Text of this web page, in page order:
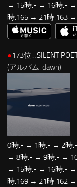
→ 15時:- → 16時:- →
時:165 → 21時:163
●173位…SILENT
(アルバム: dawn)
0時:- → 1時:- → 2時
→ 8時:- → 9時:- →
→ 15時:- → 16時:- →
時:169 → 21時:162